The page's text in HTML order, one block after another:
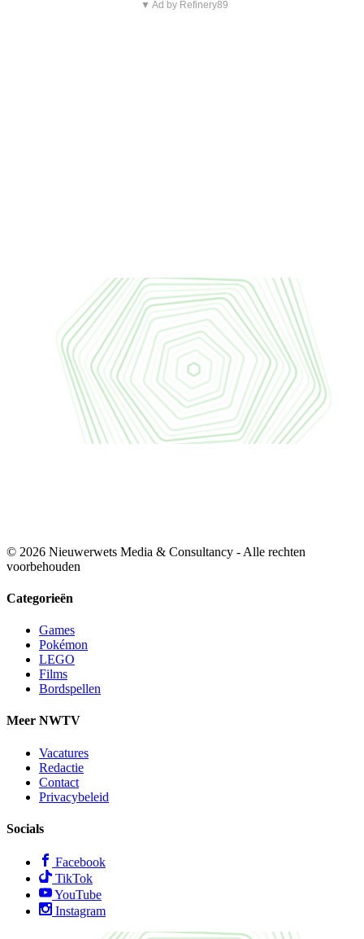
▼ Ad by Refinery89
© 2026 Nieuwerwets Media & Consultancy - Alle rechten
voorbehouden
Categorieën
Games
Pokémon
LEGO
Films
Bordspellen
Meer NWTV
Vacatures
Redactie
Contact
Privacybeleid
Socials
Facebook
TikTok
YouTube
Instagram